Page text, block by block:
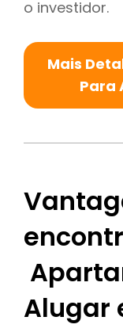
o investidor.
Mais
Para
Alugar